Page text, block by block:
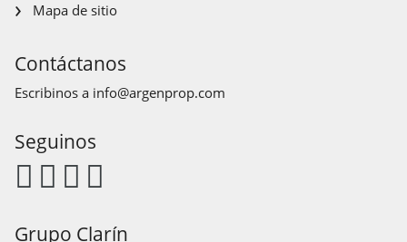
Mapa de sitio
Contáctanos
Escribinos a info@argenprop.com
Seguinos
Grupo Clarín